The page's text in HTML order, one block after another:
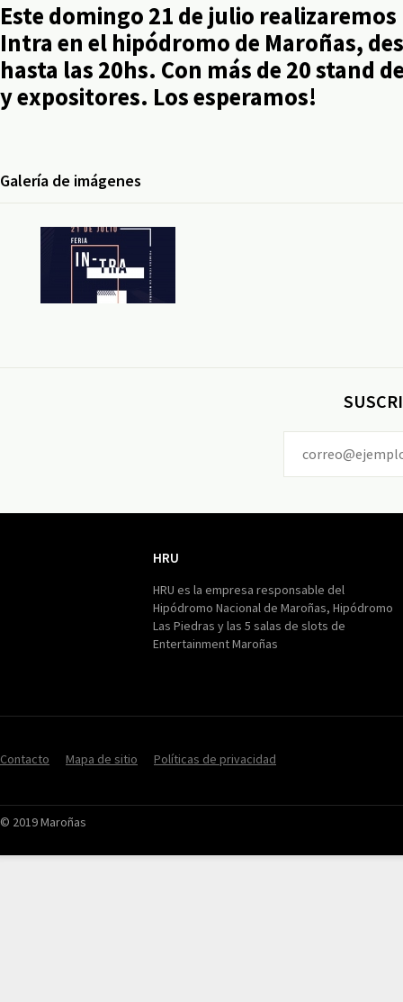
Este domingo 21 de julio
Intra en el hipódromo de Maroñas,
hasta las 20hs. Con más de 20 stand
y expositores. Los esperamos!
Galería de imágenes
HRU
HRU es la empresa responsable del
Hipódromo Nacional de Maroñas, Hipódromo
Las Piedras y las 5 salas de slots de
Entertainment Maroñas
Contacto Mapa de sitio Políticas de privacidad
© 2019 Maroñas